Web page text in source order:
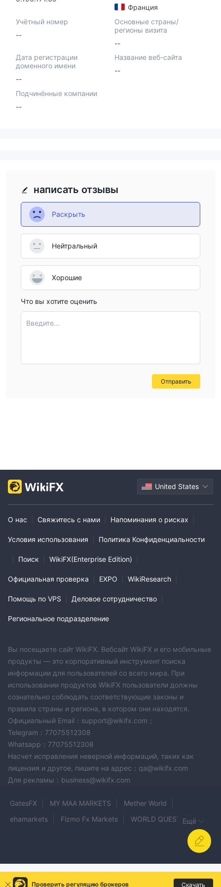
Франция
Учётный номер
--
Основные страны/
регионы визита
--
Дата регистрации
доменного имени
--
Название веб-сайта
--
Подчинённые компании
--
написать отзывы
Раскрыть
Нейтральный
Хорошие
Что вы хотите оценить
Введите...
Отправить
United States
О нас Свяжитесь с нами Напоминания о рисках
Условия использования Политика Конфиденциальности
Поиск WikiFX(Enterprise Edition)
Официальная проверка EXPO WikiResearch
Помощь по VPS Деловое сотрудничество
Региональное подразделение
Вы посещаете сайт WikiFX. Вебсайт WikiFX и его мобильные
продукты — это корпоративный инструмент поиска
информации для пользователей со всего мира. При
использовании продуктов WikiFX пользователи должны
сознательно соблюдать соответствующие законы и
правила страны и региона, в котором они находятся.
Официальный Email：support@wikifx.com；
Telegram：77075512308
Whatsapp：77075512308
Насчет исправления неверной информаций, таких как
лицензия и другое, пишите на адрес：qa@wikifx.com
Для рекламы：business@wikifx.com
GatesFX MY MAA MARKETS
Mether World
ehamarkets
Fizmo Fx Markets
WORLD QUEST
Savexa
Kotis Solution
TRADU
VenusFX AUFX
FULBRIGHT BULLION
770capita
Ещё
Проверить регуляцию брокеров Скачать